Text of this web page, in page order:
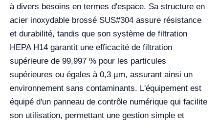
à divers besoins en termes d'espace. Sa structure en
acier inoxydable brossé SUS#304 assure résistance
et durabilité, tandis que son système de filtration
HEPA H14 garantit une efficacité de filtration
supérieure de 99,997 % pour les particules
supérieures ou égales à 0,3 µm, assurant ainsi un
environnement sans contaminants. L'équipement est
équipé d'un panneau de contrôle numérique qui facilite
son utilisation, permettant une gestion simple et